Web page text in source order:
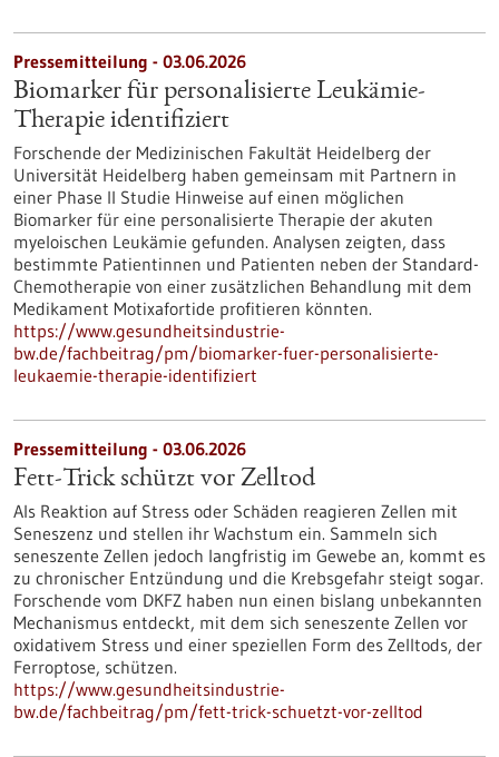
Pressemitteilung - 03.06.2026
Biomarker für personalisierte Leukämie-
Therapie identifiziert
Forschende der Medizinischen Fakultät Heidelberg der
Universität Heidelberg haben gemeinsam mit Partnern in
einer Phase II Studie Hinweise auf einen möglichen
Biomarker für eine personalisierte Therapie der akuten
myeloischen Leukämie gefunden. Analysen zeigten, dass
bestimmte Patientinnen und Patienten neben der Standard-
Chemotherapie von einer zusätzlichen Behandlung mit dem
Medikament Motixafortide profitieren könnten.
https://www.gesundheitsindustrie-
bw.de/fachbeitrag/pm/biomarker-fuer-personalisierte-
leukaemie-therapie-identifiziert
Pressemitteilung - 03.06.2026
Fett-Trick schützt vor Zelltod
Als Reaktion auf Stress oder Schäden reagieren Zellen mit
Seneszenz und stellen ihr Wachstum ein. Sammeln sich
seneszente Zellen jedoch langfristig im Gewebe an, kommt es
zu chronischer Entzündung und die Krebsgefahr steigt sogar.
Forschende vom DKFZ haben nun einen bislang unbekannten
Mechanismus entdeckt, mit dem sich seneszente Zellen vor
oxidativem Stress und einer speziellen Form des Zelltods, der
Ferroptose, schützen.
https://www.gesundheitsindustrie-
bw.de/fachbeitrag/pm/fett-trick-schuetzt-vor-zelltod